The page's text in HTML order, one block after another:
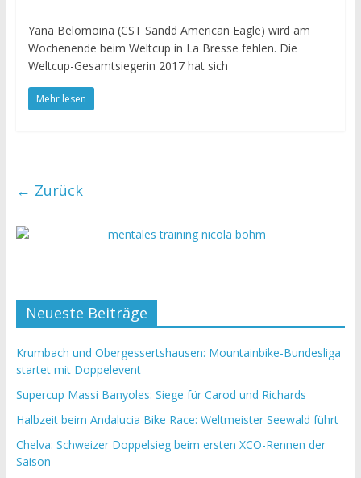
Yana Belomoina (CST Sandd American Eagle) wird am
Wochenende beim Weltcup in La Bresse fehlen. Die
Weltcup-Gesamtsiegerin 2017 hat sich
Mehr lesen
← Zurück
Neueste Beiträge
Krumbach und Obergessertshausen: Mountainbike-Bundesliga
startet mit Doppelevent
Supercup Massi Banyoles: Siege für Carod und Richards
Halbzeit beim Andalucia Bike Race: Weltmeister Seewald führt
Chelva: Schweizer Doppelsieg beim ersten XCO-Rennen der
Saison